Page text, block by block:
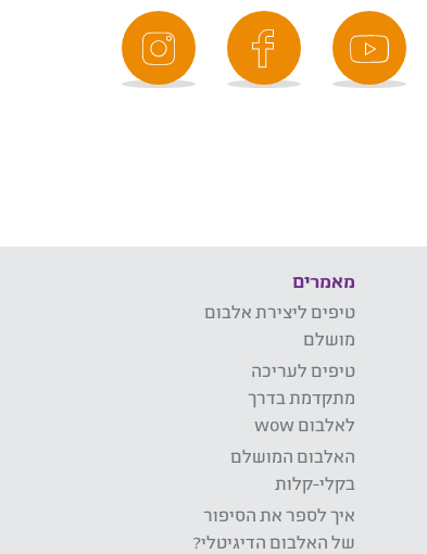
מאמרים
טיפים ליצירת אלבום
מושלם
טיפים לעריכה
מתקדמת בדרך
לאלבום wow
האלבום המושלם
בקלי-קלות
איך לספר את הסיפור
של האלבום הדיגיטלי?